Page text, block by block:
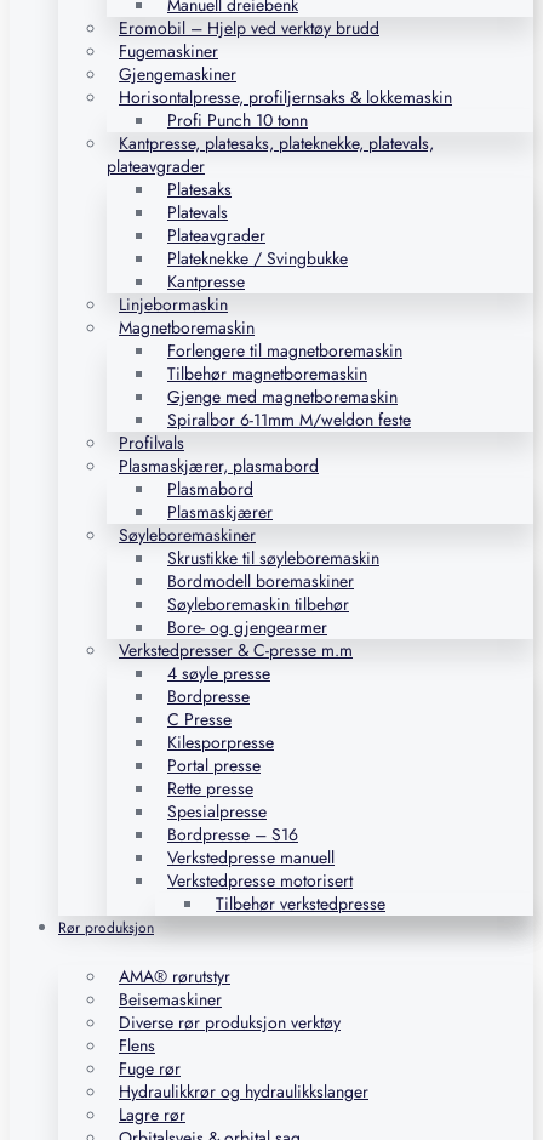
Manuell dreiebenk
Eromobil – Hjelp ved verktøy brudd
Fugemaskiner
Gjengemaskiner
Horisontalpresse, profiljernsaks & lokkemaskin
Profi Punch 10 tonn
Kantpresse, platesaks, plateknekke, platevals,
plateavgrader
Platesaks
Platevals
Plateavgrader
Plateknekke / Svingbukke
Kantpresse
Linjebormaskin
Magnetboremaskin
Forlengere til magnetboremaskin
Tilbehør magnetboremaskin
Gjenge med magnetboremaskin
Spiralbor 6-11mm M/weldon feste
Profilvals
Plasmaskjærer, plasmabord
Plasmabord
Plasmaskjærer
Søyleboremaskiner
Skrustikke til søyleboremaskin
Bordmodell boremaskiner
Søyleboremaskin tilbehør
Bore- og gjengearmer
Verkstedpresser & C-presse m.m
4 søyle presse
Bordpresse
C Presse
Kilesporpresse
Portal presse
Rette presse
Spesialpresse
Bordpresse – S16
Verkstedpresse manuell
Verkstedpresse motorisert
Tilbehør verkstedpresse
Rør produksjon
AMA® rørutstyr
Beisemaskiner
Diverse rør produksjon verktøy
Flens
Fuge rør
Hydraulikkrør og hydraulikkslanger
Lagre rør